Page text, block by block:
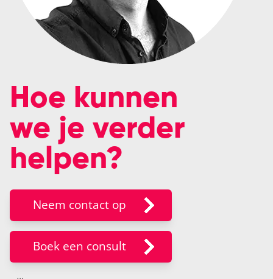
Hoe kunnen
we je verder
helpen?
Neem contact op
Boek een consult